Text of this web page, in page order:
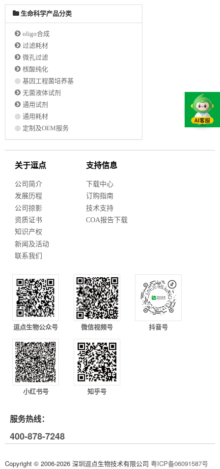
生命科学产品分类
oligo合成
过滤耗材
微孔过滤
核酸纯化
基因工程菌培养基
无菌液体试剂
通用试剂
通用耗材
定制及OEM服务
关于逗点
公司简介
发展历程
公司掠影
资质证书
知识产权
新闻及活动
联系我们
支持信息
下载中心
订购指南
技术支持
COA报告下载
逗点生物公众号 微信视频号 抖音号
小红书号 知乎号
服务热线：
400-878-7248
Copyright © 2006-2026 深圳逗点生物技术有限公司 粤ICP备06091587号